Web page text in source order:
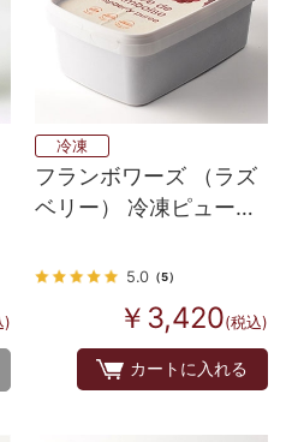
)
冷凍
フランボワーズ （ラズ
ベリー） 冷凍ピューレ
5.0（5）
￥3,420(税込)
カートに入れる